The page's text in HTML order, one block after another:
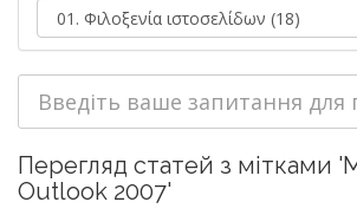
Перегляд статей з мітками
Outlook 2007'